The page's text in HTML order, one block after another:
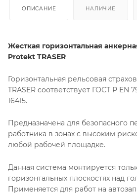
ОПИСАНИЕ НАЛИЧИЕ
Жесткая горизонтальная
Protekt TRASER
Горизонтальная рельсовая
TRASER соответствует ГОСТ Р EN
16415.
Предназначена для безопасного
работника в зонах с высоким
любой рабочей площадке.
Данная система монтируется
горизонтальных плоскостях над
Применяется для работ на